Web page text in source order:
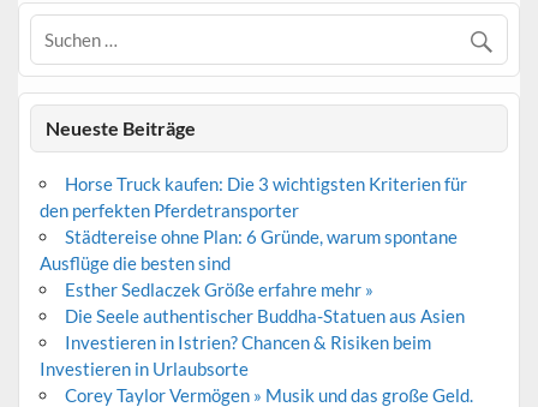
Neueste Beiträge
Horse Truck kaufen: Die 3 wichtigsten Kriterien für
den perfekten Pferdetransporter
Städtereise ohne Plan: 6 Gründe, warum spontane
Ausflüge die besten sind
Esther Sedlaczek Größe erfahre mehr »
Die Seele authentischer Buddha-Statuen aus Asien
Investieren in Istrien? Chancen & Risiken beim
Investieren in Urlaubsorte
Corey Taylor Vermögen » Musik und das große Geld.